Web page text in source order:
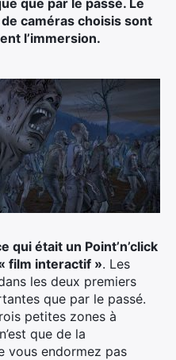
que par le passé. Le
caméras choisis sont
l’immersion.
qui était un Point’n’click
film interactif ». Les
les deux premiers
que par le passé.
petites zones à
que de la
vous endormez pas